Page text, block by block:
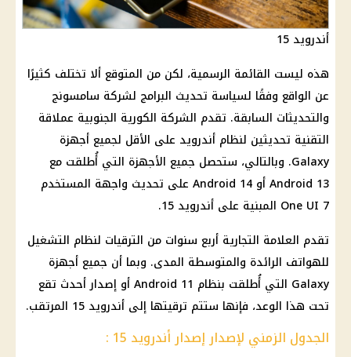
أندرويد 15
هذه ليست القائمة الرسمية، لكن من المتوقع ألا تختلف كثيرًا
عن الواقع وفقًا لسياسة تحديث البرامج لشركة سامسونج
والتحديثات السابقة. تقدم الشركة الكورية الجنوبية عملاقة
التقنية تحديثين لنظام أندرويد على الأقل لجميع أجهزة
Galaxy. وبالتالي، ستحصل جميع الأجهزة التي أُطلقت مع
Android 13 أو Android 14 على تحديث واجهة المستخدم
One UI 7 المبنية على أندرويد 15.
تقدم العلامة التجارية أربع سنوات من الترقيات لنظام التشغيل
للهواتف الرائدة والمتوسطة المدى. وبما أن جميع أجهزة
Galaxy التي أُطلقت بنظام Android 11 أو إصدار أحدث تقع
تحت هذا الوعد، فإنها ستتم ترقيتها إلى أندرويد 15 المرتقب.
الجدول الزمني لإصدار إصدار أندرويد 15 :